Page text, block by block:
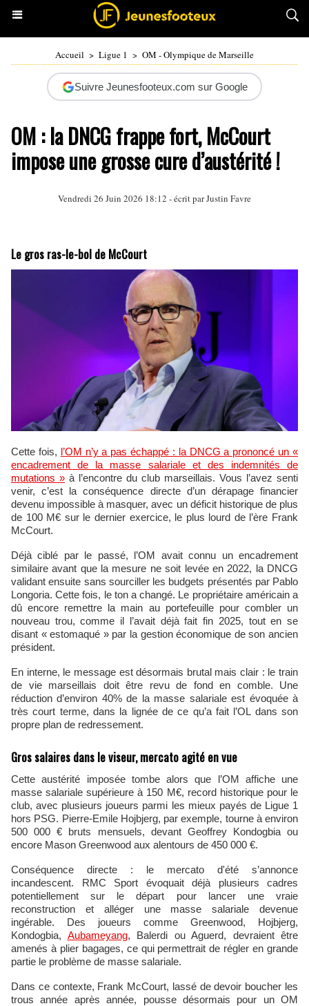
Accueil > Ligue 1 > OM - Olympique de Marseille
Suivre Jeunesfooteux.com sur Google
OM : la DNCG frappe fort, McCourt
impose une grosse cure d’austérité !
Vendredi 26 Juin 2026 18:12 - écrit parJustin Favre
Le gros ras-le-bol de McCourt
Cette fois, l’OM n’y a pas échappé : la DNCG a prononcé un «
encadrement de la masse salariale et des indemnités de
mutations » à l’encontre du club marseillais. Vous l’avez senti
venir, c’est la conséquence directe d’un dérapage financier
devenu impossible à masquer, avec un déficit historique de plus
de 100 M€ sur le dernier exercice, le plus lourd de l’ère Frank
McCourt.
Déjà ciblé par le passé, l’OM avait connu un encadrement
similaire avant que la mesure ne soit levée en 2022, la DNCG
validant ensuite sans sourciller les budgets présentés par Pablo
Longoria. Cette fois, le ton a changé. Le propriétaire américain a
dû encore remettre la main au portefeuille pour combler un
nouveau trou, comme il l’avait déjà fait fin 2025, tout en se
disant « estomaqué » par la gestion économique de son ancien
président.
En interne, le message est désormais brutal mais clair : le train
de vie marseillais doit être revu de fond en comble. Une
réduction d’environ 40% de la masse salariale est évoquée à
très court terme, dans la lignée de ce qu’a fait l’OL dans son
propre plan de redressement.
Gros salaires dans le viseur, mercato agité en vue
Cette austérité imposée tombe alors que l’OM affiche une
masse salariale supérieure à 150 M€, record historique pour le
club, avec plusieurs joueurs parmi les mieux payés de Ligue 1
hors PSG. Pierre-Emile Hojbjerg, par exemple, tourne à environ
500 000 € bruts mensuels, devant Geoffrey Kondogbia ou
encore Mason Greenwood aux alentours de 450 000 €.
Conséquence directe : le mercato d'été s’annonce
incandescent. RMC Sport évoquait déjà plusieurs cadres
potentiellement sur le départ pour lancer une vraie
reconstruction et alléger une masse salariale devenue
ingérable. Des joueurs comme Greenwood, Hojbjerg,
Kondogbia, Aubameyang, Balerdi ou Aguerd, devraient être
amenés à plier bagages, ce qui permettrait de régler en grande
partie le problème de masse salariale.
Dans ce contexte, Frank McCourt, lassé de devoir boucher les
trous année après année, pousse désormais pour un OM